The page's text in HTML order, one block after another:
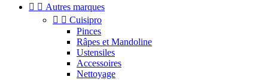
  Autres marques
  Cuisipro
Pinces
Râpes et Mandoline
Ustensiles
Accessoires
Nettoyage